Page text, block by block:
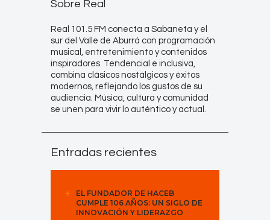
Sobre Real
Real 101.5 FM conecta a Sabaneta y el
sur del Valle de Aburrá con programación
musical, entretenimiento y contenidos
inspiradores. Tendencial e inclusiva,
combina clásicos nostálgicos y éxitos
modernos, reflejando los gustos de su
audiencia. Música, cultura y comunidad
se unen para vivir lo auténtico y actual.
Entradas recientes
EL FUNDADOR DE HACEB
CUMPLE 106 AÑOS: UN SIGLO DE
INNOVACIÓN Y LIDERAZGO